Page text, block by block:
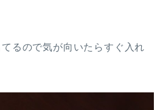
るので気が向いたらすぐ入れ